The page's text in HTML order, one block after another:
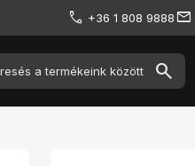
+36 1 808 9888